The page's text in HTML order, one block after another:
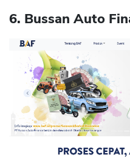
6. Bussan Auto